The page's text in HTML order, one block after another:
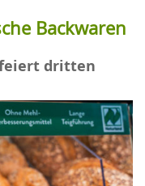
Backwaren
dritten